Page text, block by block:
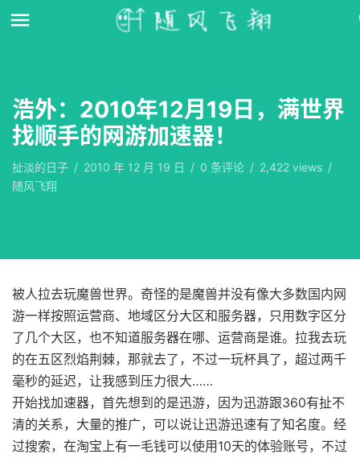
浩外：2010年12月19日，满世界
找顺手的网游加速器！
扯淡的日子 / 2010 年 12 月 19 日 / 0 条评论 / 2,422 views /
随风飞翔
被人拉去玩魔兽世界。奇怪的是魔兽并没有像大多数国内网
游一样按照运营商、地域区分大区和服务器，只用数字区分
了几个大区，也不知道服务器在哪、运营商是谁。拉我去玩
的在五区烈焰荆棘，那就去了，不过一玩杯具了，超过两千
毫秒的延迟，让我感到压力很大……
开始找加速器，首先想到的是迅游，因为迅游跟360有扯不
清的关系，大量的推广，可以说让迅游迅速有了知名度。经
过搜索，在淘宝上有一毛钱可以使用10天的体验账号，不过